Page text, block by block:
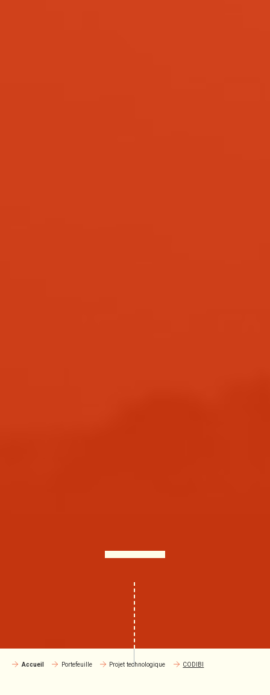
Accueil Portefeuille Projet technologique CODIBI